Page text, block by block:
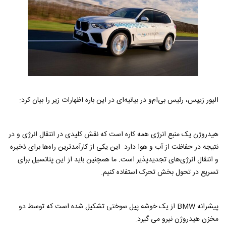
الیور زیپس، رئیس بی‌ام‌و در بیانیه‌ای در این باره اظهارات زیر را بیان کرد:
هیدروژن یک منبع انرژی همه کاره است که نقش کلیدی در انتقال انرژی و در
نتیجه در حفاظت از آب و هوا دارد. این یکی از کارآمدترین راه‌ها برای ذخیره
و انتقال انرژی‌های تجدیدپذیر است. ما همچنین باید از این پتانسیل برای
تسریع در تحول بخش تحرک استفاده کنیم.
پیشرانه BMW از یک خوشه پیل سوختی تشکیل شده است که توسط دو
مخزن هیدروژن نیرو می گیرد.